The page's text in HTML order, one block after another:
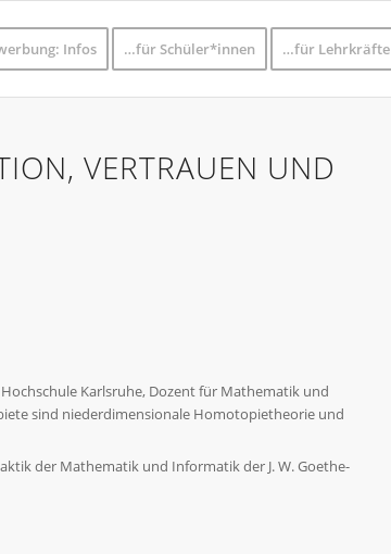
Infos …für Schüler*innen …für Lehrkräfte
VERTRAUEN UND
Karlsruhe, Dozent für Mathematik und
sind niederdimensionale Homotopietheorie und
der Mathematik und Informatik der J. W. Goethe-